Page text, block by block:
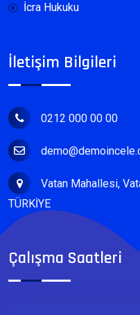
İcra Hukuku
İletişim Bilgileri
0212 000 00 00
Vatan Mahallesi,
TÜRKİYE
Çalışma Saatleri